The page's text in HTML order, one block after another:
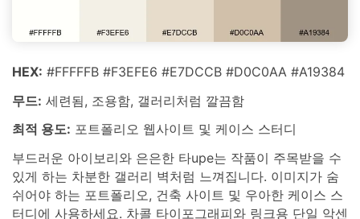
HEX: #FFFFFB #F3EFE6 #E7DCCB #D0C0AA #A19384
무드: 세련됨, 조용함, 갤러리처럼 깔끔함
최적 용도: 포트폴리오 웹사이트 및 케이스 스터디
부드러운 아이보리와 은은한 타upe는 작품이 주목받을 수
있게 하는 차분한 갤러리 벽처럼 느껴집니다. 이미지가 숨
쉬어야 하는 포트폴리오, 건축 사이트 및 우아한 케이스 스
터디에 사용하세요. 차콜 타이포그래피와 링크용 단일 악센